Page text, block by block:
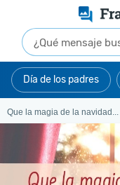
Día de los padres
Que la magia de la navidad...